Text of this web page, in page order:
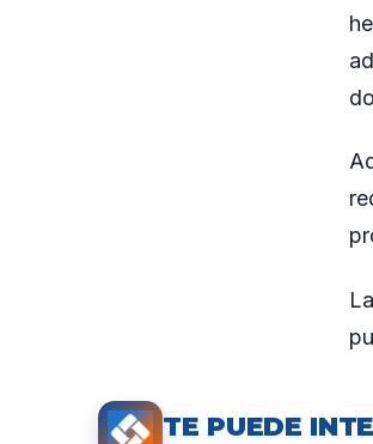
TE PUEDE